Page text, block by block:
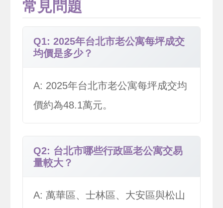
常見問題
Q1: 2025年台北市老公寓每坪成交
均價是多少？
A: 2025年台北市老公寓每坪成交均
價約為48.1萬元。
Q2: 台北市哪些行政區老公寓交易
量較大？
A: 萬華區、士林區、大安區與松山